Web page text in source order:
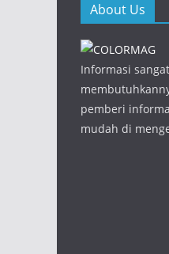
About Us
Informasi
pemberi
mudah di